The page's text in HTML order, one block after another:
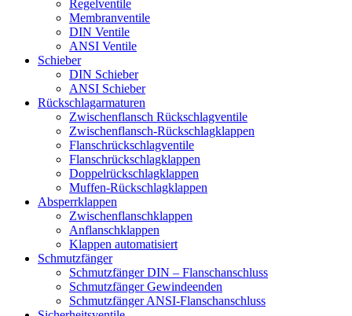
Regelventile
Membranventile
DIN Ventile
ANSI Ventile
Schieber
DIN Schieber
ANSI Schieber
Rückschlag­armaturen
Zwischenflansch Rückschlagventile
Zwischenflansch-Rückschlagklappen
Flanschrückschlagventile
Flanschrückschlagklappen
Doppelrückschlagklappen
Muffen-Rückschlagklappen
Absperrklappen
Zwischenflanschklappen
Anflanschklappen
Klappen automatisiert
Schmutzfänger
Schmutzfänger DIN – Flanschanschluss
Schmutzfänger Gewindeenden
Schmutzfänger ANSI-Flanschanschluss